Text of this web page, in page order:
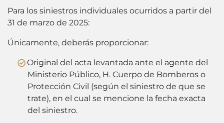
Para los siniestros individuales ocurridos a partir del
31 de marzo de 2025:
Únicamente, deberás proporcionar:
Original del acta levantada ante el agente del
Ministerio Público, H. Cuerpo de Bomberos o
Protección Civil (según el siniestro de que se
trate), en el cual se mencione la fecha exacta
del siniestro.